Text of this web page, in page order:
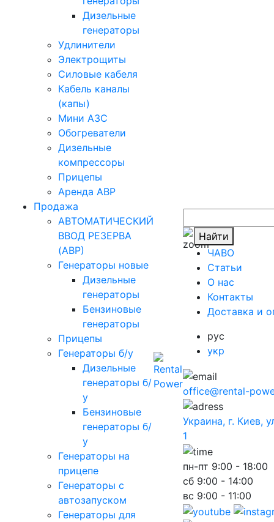
Дизельные
генераторы
Удлинители
Электрощиты
Силовые кабеля
Кабель каналы
(капы)
Мини АЗС
Обогреватели
Дизельные
компрессоры
Прицепы
Аренда АВР
Продажа
АВТОМАТИЧЕСКИЙ
ВВОД РЕЗЕРВА
(АВР)
Генераторы новые
Дизельные
генераторы
Бензиновые
генераторы
Прицепы
Генераторы б/у
Дизельные
генераторы б/
у
Бензиновые
генераторы б/
у
Генераторы на
прицепе
Генераторы с
автозапуском
Генераторы для
Найти
ЧАВО
Cтатьи
O нас
Контакты
Доставка и
рус
укр
office@rental-
Украина, г. Киев,
1
пн-пт 9:00 - 18:00
сб 9:00 - 14:00
вс 9:00 - 11:00